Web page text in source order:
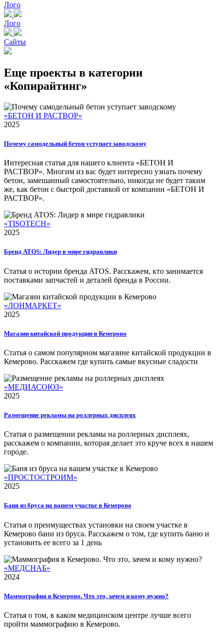
Лого
Лого
Сайты
Еще проекты в категории
«Копирайтинг»
«БЕТОН И РАСТВОР»
2025
Почему самодельный бетон уступает заводскому
Интересная статья для нашего клиента «БЕТОН И
РАСТВОР». Многим из вас будет интересно узнать почему
бетон, замешанный самостоятельно, никогда не будет таким
же, как бетон с быстрой доставкой от компании «БЕТОН И
РАСТВОР».
«TISOTECH»
2025
Бренд ATOS: Лидер в мире гидравлики
Статья о истории бренда ATOS. Расскажем, кто занимается
поставками запчастей и деталей бренда в России.
«ЛОНМАРКЕТ»
2025
Магазин китайской продукции в Кемерово
Статья о самом популярном магазине китайской продукции в
Кемерово. Расскажем где купить самые вкусные сладости
«МЕДИАСОЮЗ»
2025
Размещение рекламы на роллерных дисплеях
Статья о размещении рекламы на роллерных дисплеях,
расскажем о компании, которая делает это круче всех в нашем
городе.
«ПРОСТОСТРОИМ»
2025
Баня из бруса на вашем участке в Кемерово
Статья о преимуществах установки на своем участке в
Кемерово бани из бруса. Расскажем о том, где купить баню и
установить ее всего за 1 день
«МЕДСНАБ»
2024
Маммография в Кемерово. Что это, зачем и кому нужно?
Статья о том, в каком медицинском центре лучше всего
пройти маммографию в Кемерово.